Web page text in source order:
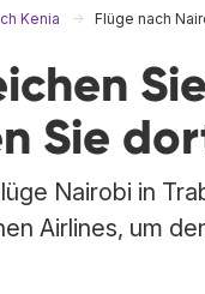
Kenia Flüge nach
Sie
Nairobi in
Airlines, um